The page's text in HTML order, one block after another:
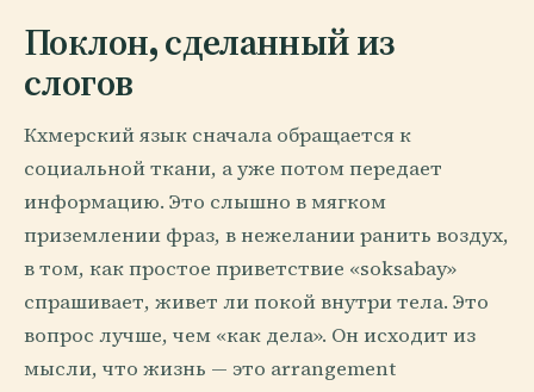
Поклон, сделанный из
слогов
Кхмерский язык сначала обращается к
социальной ткани, а уже потом передает
информацию. Это слышно в мягком
приземлении фраз, в нежелании ранить воздух,
в том, как простое приветствие «soksabay»
спрашивает, живет ли покой внутри тела. Это
вопрос лучше, чем «как дела». Он исходит из
мысли, что жизнь — это arrangement